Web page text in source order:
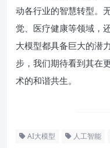
动各行业的智慧转型。
觉、医疗健康等领域，
大模型都具备巨大的潜
步，我们期待看到其在
术的和谐共生。
AI大模型 人工智能